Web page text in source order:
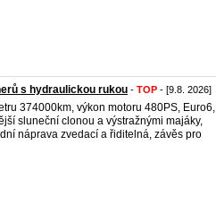
s hydraulickou rukou - TOP - [9.8. 2026]
374000km, výkon motoru 480PS, Euro6,
sluneční clonou a výstražnými majáky,
náprava zvedací a řiditelná, závěs pro